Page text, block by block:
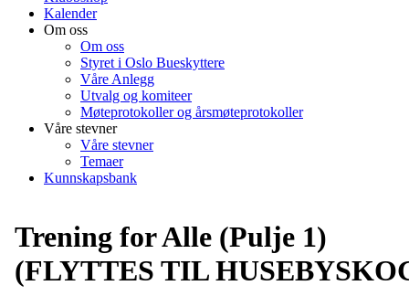
Kalender
Om oss
Om oss
Styret i Oslo Bueskyttere
Våre Anlegg
Utvalg og komiteer
Møteprotokoller og årsmøteprotokoller
Våre stevner
Våre stevner
Temaer
Kunnskapsbank
Trening for Alle (Pulje 1)
(FLYTTES TIL